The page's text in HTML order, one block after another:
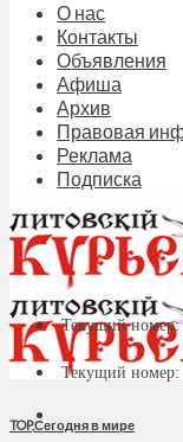
О нас
Контакты
Объявления
Афиша
Архив
Правовая
Реклама
Подписка
Текущий номер:
Текущий номер:
TOP,Сегодня в мире